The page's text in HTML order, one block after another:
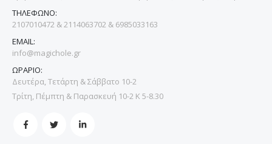
ΤΗΛΕΦΩΝΟ:
2107010472 & 2114063702 & 6985033163
EMAIL:
info@magichole.gr
ΩΡΑΡΙΟ:
Δευτέρα, Τετάρτη & Σάββατο 10-2
Τρίτη, Πέμπτη & Παρασκευή 10-2 Κ 5-8.30